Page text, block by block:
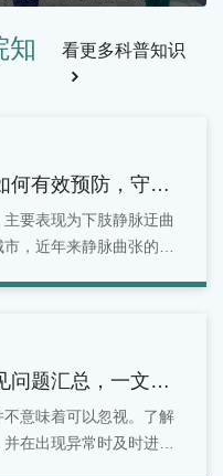
大连万科城市花园小区，
肢血管疾病健康科普课
知
看更多科普知识
何有效预防，守护
要表现为下肢静脉迂曲
，近年来静脉曲张的发
问题汇总，一文看
意味着可以忽视。了解
在出现异常时及时进行